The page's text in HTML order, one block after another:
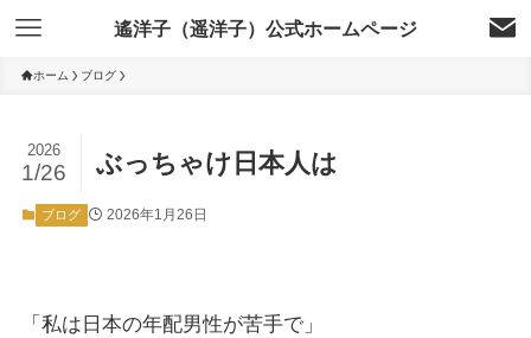
遙洋子（遥洋子）公式ホームページ
ホーム ブログ
ぶっちゃけ日本人は
2026
1/26
ブログ 2026年1月26日
「私は日本の年配男性が苦手で」